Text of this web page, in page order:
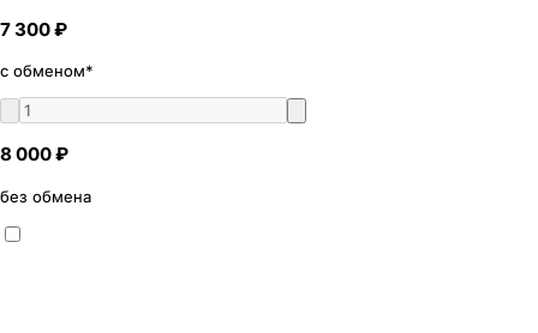
7 300 ₽
с обменом*
8 000 ₽
без обмена